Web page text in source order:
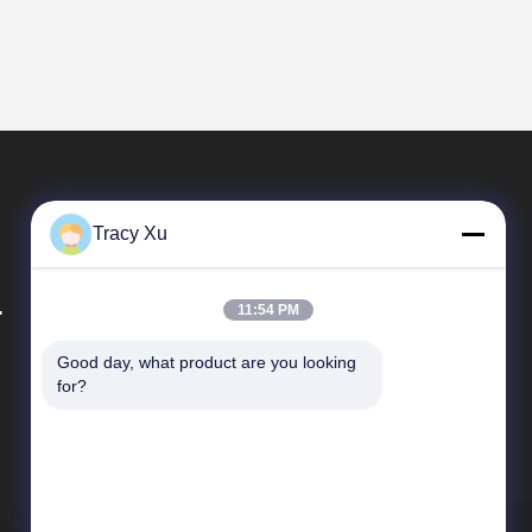
Γρήγοροι Σύνδεσμοι
Tracy Xu
11:54 PM
Good day, what product are you looking
for?